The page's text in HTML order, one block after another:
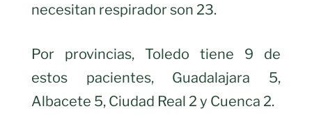
necesitan respirador son 23.
Por provincias, Toledo tiene 9 de
estos pacientes, Guadalajara 5,
Albacete 5, Ciudad Real 2 y Cuenca 2.